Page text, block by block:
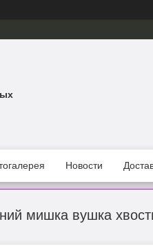
Новости
мишка вушка